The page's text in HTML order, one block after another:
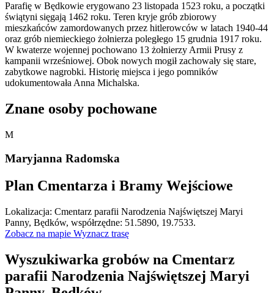
Parafię w Będkowie erygowano 23 listopada 1523 roku, a początki
świątyni sięgają 1462 roku. Teren kryje grób zbiorowy
mieszkańców zamordowanych przez hitlerowców w latach 1940-44
oraz grób niemieckiego żołnierza poległego 15 grudnia 1917 roku.
W kwaterze wojennej pochowano 13 żołnierzy Armii Prusy z
kampanii wrześniowej. Obok nowych mogił zachowały się stare,
zabytkowe nagrobki. Historię miejsca i jego pomników
udokumentowała Anna Michalska.
Znane osoby pochowane
M
Maryjanna Radomska
Plan Cmentarza i Bramy Wejściowe
Cmentarz parafii Narodzenia Najświętszej Maryi
Panny, Będków
×
+
−
Lokalizacja: Cmentarz parafii Narodzenia Najświętszej Maryi
Panny, Będków, współrzędne: 51.5890, 19.7533.
Zobacz na mapie Wyznacz trasę
Wyszukiwarka grobów na Cmentarz
parafii Narodzenia Najświętszej Maryi